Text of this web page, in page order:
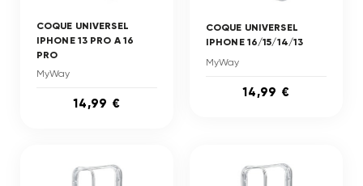
COQUE UNIVERSEL
IPHONE 13 PRO A 16
PRO
MyWay
14,99 €
COQUE UNIVERSEL
IPHONE 16/15/14/13
MyWay
14,99 €